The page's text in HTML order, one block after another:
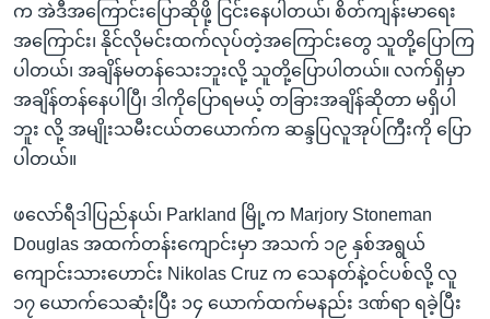
က အဲဒီအကြောင်းပြောဆိုဖို့ ငြင်းနေပါတယ်၊ စိတ်ကျန်းမာရေး
အကြောင်း၊ နိုင်လိုမင်းထက်လုပ်တဲ့အကြောင်းတွေ သူတို့ပြောကြ
ပါတယ်၊ အချိန်မတန်သေးဘူးလို့ သူတို့ပြောပါတယ်။ လက်ရှိမှာ
အချိန်တန်နေပါပြီ၊ ဒါကိုပြောရမယ့် တခြားအချိန်ဆိုတာ မရှိပါ
ဘူး လို့ အမျိုးသမီးငယ်တယောက်က ဆန္ဒပြလူအုပ်ကြီးကို ပြော
ပါတယ်။
ဖလော်ရီဒါပြည်နယ်၊ Parkland မြို့က Marjory Stoneman
Douglas အထက်တန်းကျောင်းမှာ အသက် ၁၉ နှစ်အရွယ်
ကျောင်းသားဟောင်း Nikolas Cruz က သေနတ်နဲ့ဝင်ပစ်လို့ လူ
၁၇ ယောက်သေဆုံးပြီး ၁၄ ယောက်ထက်မနည်း ဒဏ်ရာ ရခဲ့ပြီး